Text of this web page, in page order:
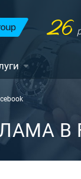
26
В